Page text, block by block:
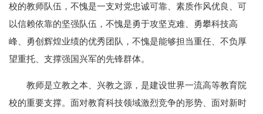
校的教师队伍，不愧是一支对党忠诚可靠、素质作风优良、可
以信赖依靠的坚强队伍，不愧是勇于攻坚克难、勇攀科技高
峰、勇创辉煌业绩的优秀团队，不愧是能够担当重任、不负厚
望重托、支撑强国兴军的先锋群体。
教师是立教之本、兴教之源，是建设世界一流高等教育院
校的重要支撑。面对教育科技领域激烈竞争的形势、面对新时